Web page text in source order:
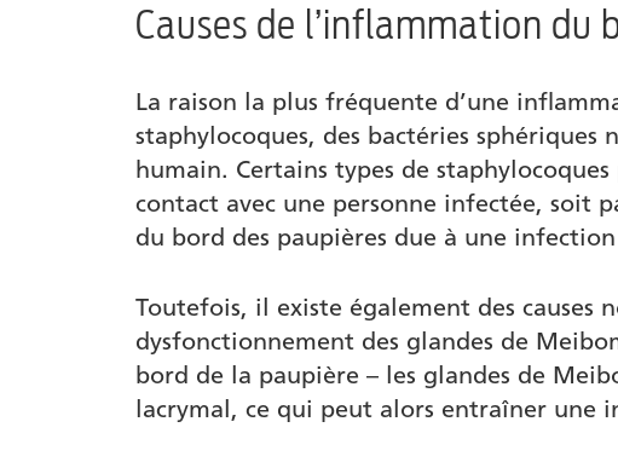
Causes de l’inflammation du
La raison la plus fréquente d’une
staphylocoques, des bactéries sphériques
humain. Certains types de
contact avec une personne infectée, soit
du bord des paupières due à une
Toutefois, il existe également des causes
dysfonctionnement des glandes de
bord de la paupière – les glandes de
lacrymal, ce qui peut alors entraîner une